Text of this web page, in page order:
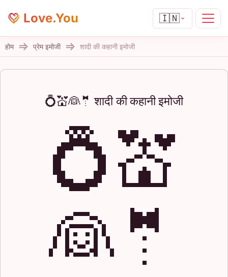
Love.You 🇮🇳
होम प्रेम इमोजी शादी की कहानी इमोजी
💍💒👰🤵 शादी की कहानी इमोजी
💍💒
👰🤵